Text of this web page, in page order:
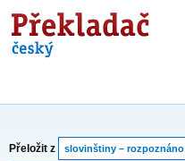
Překladač
Přeložit z slovinštiny – rozpoznáno